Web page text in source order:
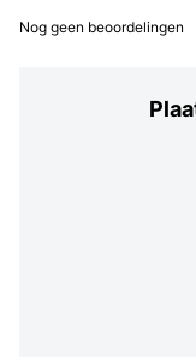
Nog geen beoordelingen